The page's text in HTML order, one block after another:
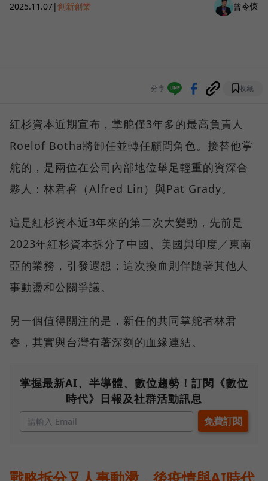
2025.11.07|創新創業 曾令懷
分享 收藏
紅杉資本近期宣布，掌舵僅3年多的最高負責人
Roelof Botha將卸任並轉任顧問角色。接替他掌
舵的，是兩位在公司內部地位舉足輕重的資深合
夥人：林君睿（Alfred Lin）與Pat Grady。
這是紅杉資本近3年來的第二次大變動，先前是
2023年紅杉資本拆分了中國、美國與印度／東南
亞的業務，引發遐想；這次換血則伴隨著其他人
事動盪和公關爭議。
另一個值得關注的是，新任的共同掌舵者林君
睿，其實與台灣有著深刻的血緣連結。
掌握最新AI、半導體、數位趨勢！訂閱《數位
時代》日報及社群活動訊息